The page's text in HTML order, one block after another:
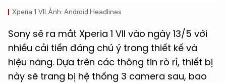
Xperia 1 VII. Ảnh: Android Headlines
Sony sẽ ra mắt Xperia 1 VII vào ngày 13/5 với
nhiều cải tiến đáng chú ý trong thiết kế và
hiệu năng. Dựa trên các thông tin rò rỉ, thiết bị
này sẽ trang bị hệ thống 3 camera sau, bao